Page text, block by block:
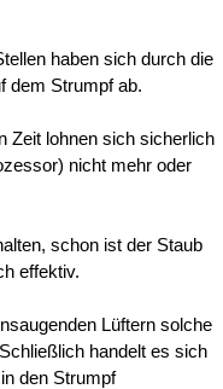
haben sich durch die
dem Strumpf ab.
Zeit lohnen sich sicherlich
nicht mehr oder
schon ist der Staub
effektiv.
Lüftern solche
handelt es sich
den Strumpf